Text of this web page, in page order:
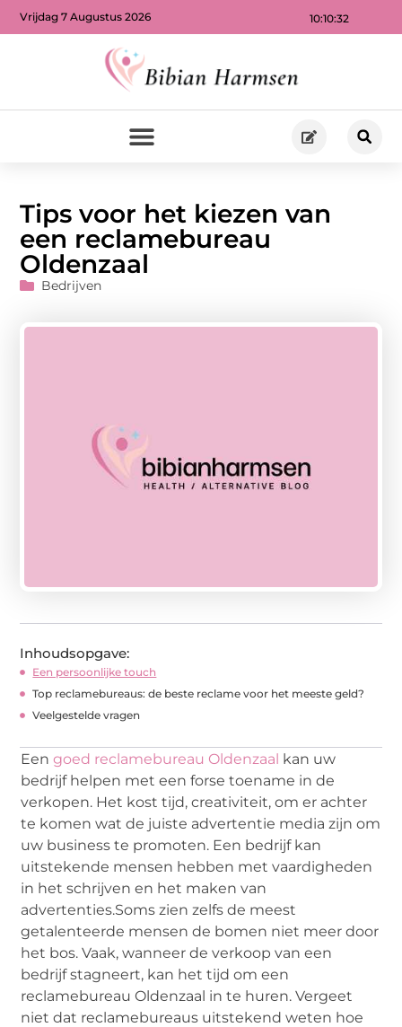
10:10:33
Vrijdag 7 Augustus 2026
Tips voor het kiezen van
een reclamebureau
Oldenzaal
Bedrijven
Inhoudsopgave:
Een persoonlijke touch
Top reclamebureaus: de beste reclame voor het meeste geld?
Veelgestelde vragen
Eengoed reclamebureau Oldenzaal kan uw
bedrijf helpen met een forse toename in de
verkopen. Het kost tijd, creativiteit, om er achter
te komen wat de juiste advertentie media zijn om
uw business te promoten. Een bedrijf kan
uitstekende mensen hebben met vaardigheden
in het schrijven en het maken van
advertenties.Soms zien zelfs de meest
getalenteerde mensen de bomen niet meer door
het bos. Vaak, wanneer de verkoop van een
bedrijf stagneert, kan het tijd om een
reclamebureau Oldenzaal in te huren. Vergeet
niet dat reclamebureaus uitstekend weten hoe